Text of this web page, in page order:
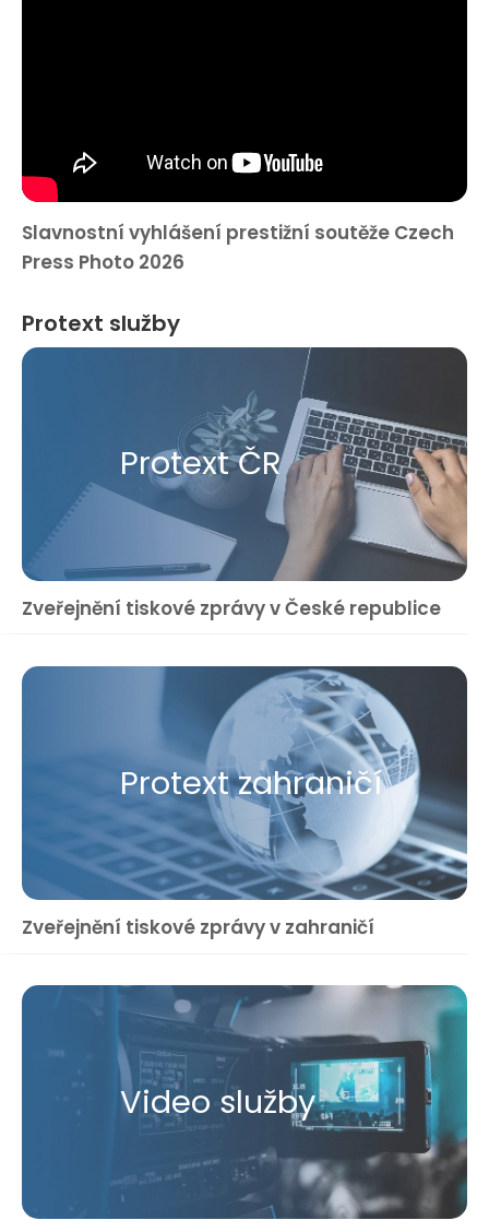
Slavnostní vyhlášení prestižní soutěže Czech
Press Photo 2026
Protext služby
Protext ČR
Zveřejnění tiskové zprávy v České republice
Protext zahraničí
Zveřejnění tiskové zprávy v zahraničí
Video služby